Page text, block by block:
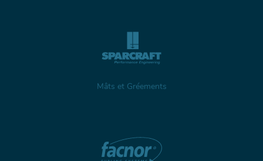
Mâts et Gréements